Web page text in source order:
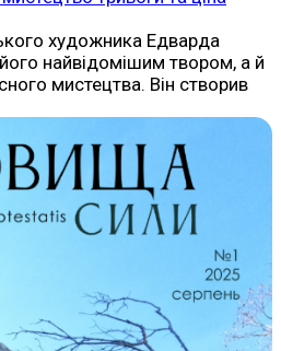
художника Едварда
найвідомішим твором, а й
мистецтва. Він створив